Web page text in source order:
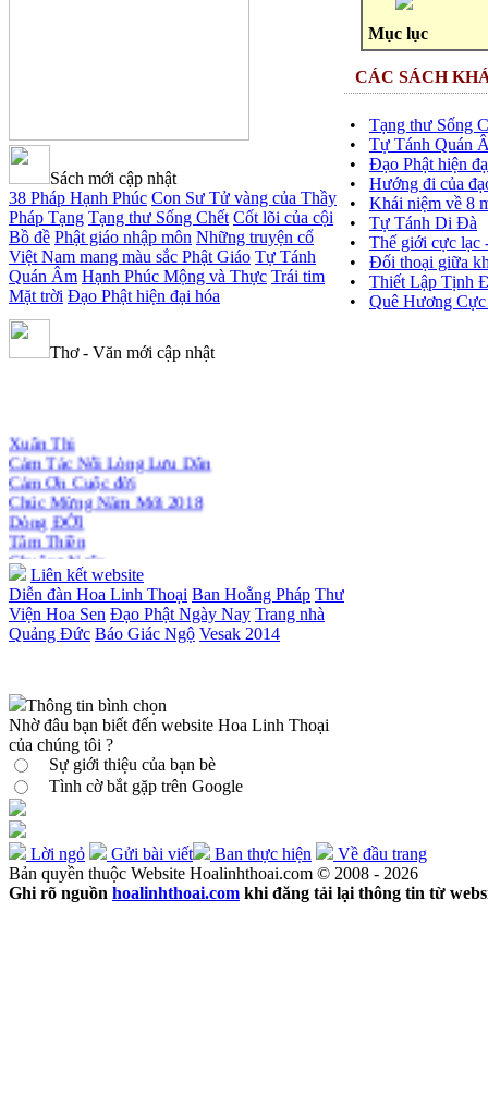
Sách mới cập nhật
38 Pháp Hạnh Phúc Con Sư Tử vàng của Thầy
Pháp Tạng Tạng thư Sống Chết Cốt lõi của cội
Bồ đề Phật giáo nhập môn Những truyện cổ
Việt Nam mang màu sắc Phật Giáo Tự Tánh
Quán Âm Hạnh Phúc Mộng và Thực Trái tim
Mặt trời Đạo Phật hiện đại hóa
Thơ - Văn mới cập nhật
Xuân Thi
Cảm Tác Nỗi Lòng Lưu Dân
Cảm Ơn Cuộc đời
Chúc Mừng Năm Mới 2018
Dòng ĐỜI
Tâm Thiền
Chuông Ngân
Kính mừng Phật Đản
Anh không chết đâu em
Kiếp này
Liên kết website
Diễn đàn Hoa Linh Thoại Ban Hoằng Pháp Thư
Viện Hoa Sen Đạo Phật Ngày Nay Trang nhà
Quảng Đức Báo Giác Ngộ Vesak 2014
Thông tin bình chọn
Nhờ đâu bạn biết đến website Hoa Linh Thoại
của chúng tôi ?
Sự giới thiệu của bạn bè
Tình cờ bắt gặp trên Google
Mục lục
CÁC SÁCH
• Tạng thư Sống
• Tự Tánh Quán
• Đạo Phật hiện
• Hướng đi của
• Khái niệm về 8
• Tự Tánh Di Đà
• Thế giới cực lạc
• Đối thoại giữa
• Thiết Lập Tịnh
• Quê Hương
Lời ngỏ Gửi bài viết Ban thực hiện
Về đầu trang
Bản quyền thuộc Website Hoalinhthoai.com © 2008 - 2026
Ghi rõ nguồn hoalinhthoai.com khi đăng tải lại thông tin từ